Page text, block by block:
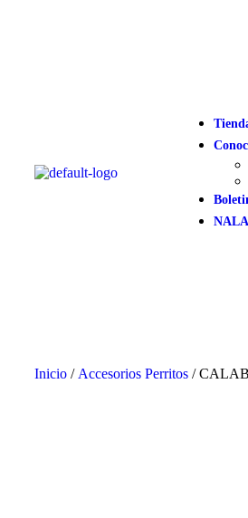
NALA
Inicio / Accesorios Perritos /